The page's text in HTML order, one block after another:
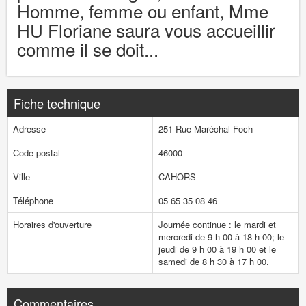
Homme, femme ou enfant, Mme
HU Floriane saura vous accueillir
comme il se doit...
Fiche technique
Adresse
251 Rue Maréchal Foch
Code postal
46000
Ville
CAHORS
Téléphone
05 65 35 08 46
Horaires d'ouverture
Journée continue : le mardi et
mercredi de 9 h 00 à 18 h 00; le
jeudi de 9 h 00 à 19 h 00 et le
samedi de 8 h 30 à 17 h 00.